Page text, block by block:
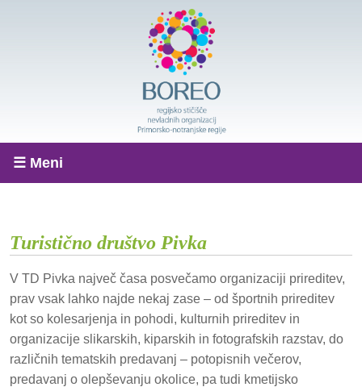
☰ Meni
Turistično društvo Pivka
V TD Pivka največ časa posvečamo organizaciji prireditev,
prav vsak lahko najde nekaj zase – od športnih prireditev
kot so kolesarjenja in pohodi, kulturnih prireditev in
organizacije slikarskih, kiparskih in fotografskih razstav, do
različnih tematskih predavanj – potopisnih večerov,
predavanj o olepševanju okolice, pa tudi kmetijsko